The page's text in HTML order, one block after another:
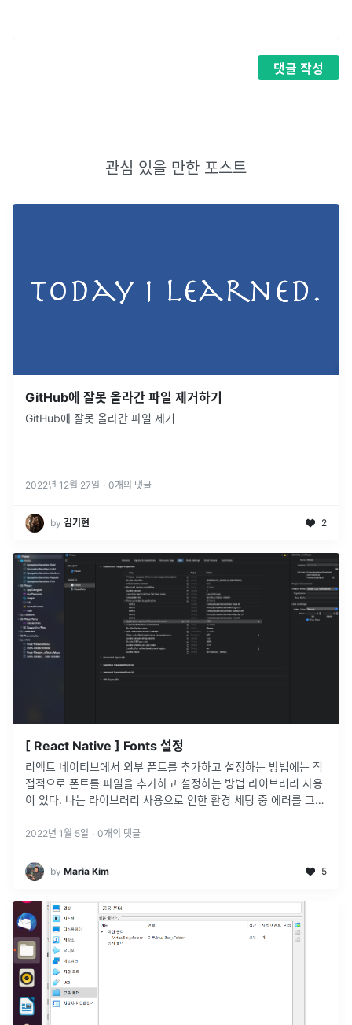
댓글 작성
관심 있을 만한 포스트
GitHub에 잘못 올라간 파일 제거하기
GitHub에 잘못 올라간 파일 제거
2022년 12월 27일 · 0개의 댓글
by 김기현 2
[ React Native ] Fonts 설정
리액트 네이티브에서 외부 폰트를 추가하고 설정하는 방법에는 직
접적으로 폰트를 파일을 추가하고 설정하는 방법 라이브러리 사용
이 있다. 나는 라이브러리 사용으로 인한 환경 세팅 중 에러를 그만
택해서 ...
2022년 1월 5일 · 0개의 댓글
by Maria Kim 5